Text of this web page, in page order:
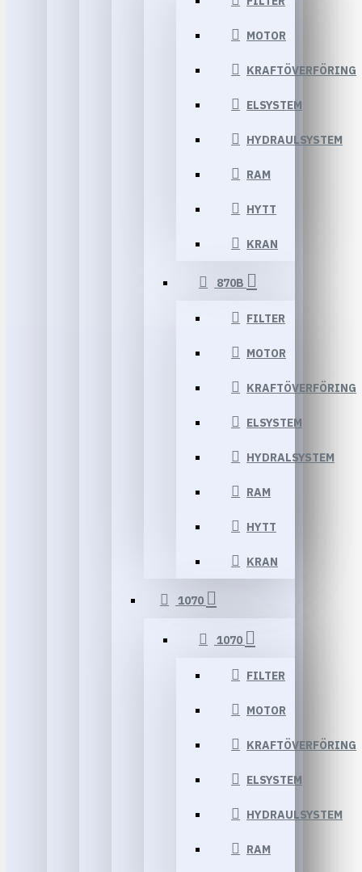
MOTOR
KRAFTÖVERFÖRING
ELSYSTEM
HYDRAULSYSTEM
RAM
HYTT
KRAN
870B
FILTER
MOTOR
KRAFTÖVERFÖRING
ELSYSTEM
HYDRALSYSTEM
RAM
HYTT
KRAN
1070
1070
FILTER
MOTOR
KRAFTÖVERFÖRING
ELSYSTEM
HYDRAULSYSTEM
RAM